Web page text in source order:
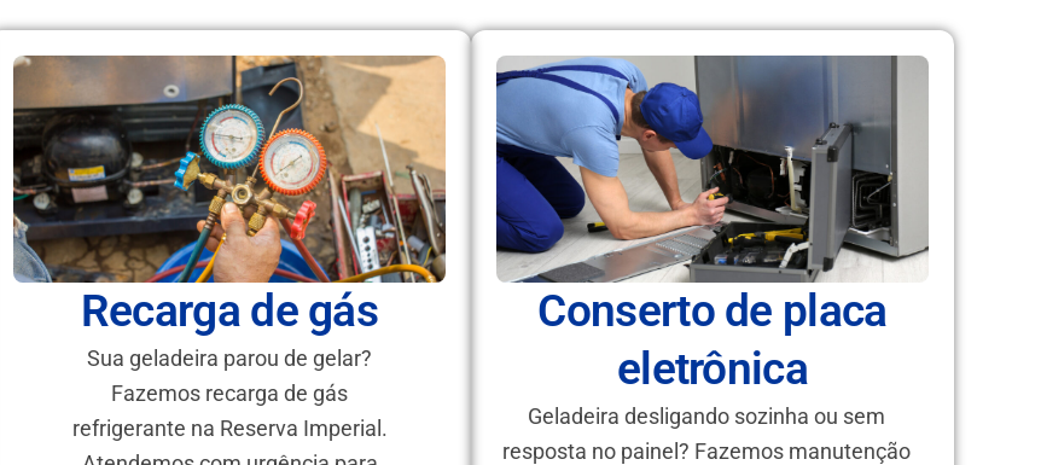
Recarga de gás
Sua geladeira parou de gelar?
Fazemos recarga de gás
refrigerante na Reserva Imperial.
Conserto de placa
eletrônica
Geladeira desligando sozinha ou sem
resposta no painel? Fazemos manutenção